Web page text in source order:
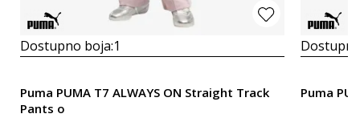
Dostupno boja:1
Puma PUMA T7 ALWAYS ON Straight Track
Pants o
Puma